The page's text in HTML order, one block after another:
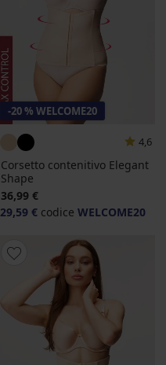
-20 % WELCOME20
4,6
Corsetto contenitivo Elegant
Shape
36,99 €
29,59 € codice WELCOME20